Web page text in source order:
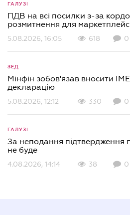
ГАЛУЗІ
ПДВ на всі посилки з-за
розмитнення для
5.08.2026, 16:05 618 0
ЗЕД
Мінфін зобов'язав вносити
декларацію
5.08.2026, 12:12 330 0
ГАЛУЗІ
За неподання підтвердження
не буде
4.08.2026, 14:14 38 0